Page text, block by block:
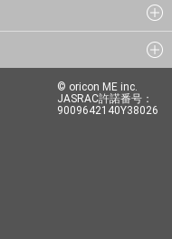
© oricon ME inc.
JASRAC許諾番号：
9009642140Y38026